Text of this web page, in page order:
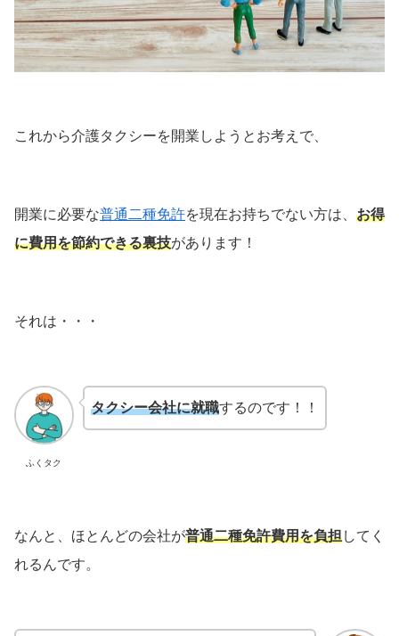
これから介護タクシーを開業しようとお考えで、
開業に必要な普通二種免許を現在お持ちでない方は、 お得
に費用を節約できる裏技があります！
それは・・・
ふくタク
タクシー会社に就職するのです！！
なんと、ほとんどの会社が普通二種免許費用を負担してく
れるんです。